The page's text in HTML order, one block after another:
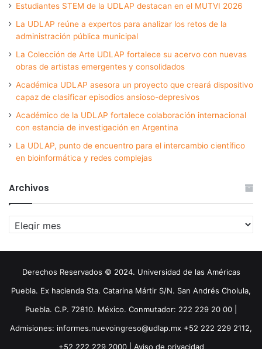
Estudiantes STEM de la UDLAP destacan en el MUTVI 2026
La UDLAP reúne a expertos para analizar los retos de la
administración pública municipal
La Colección de Arte UDLAP fortalece su acervo con nuevas
obras de artistas emergentes y consolidados
Académica UDLAP asesora un proyecto que creará dispositivo
capaz de clasificar episodios ansioso-depresivos
Académico de la UDLAP fortalece colaboración internacional
con estancia de investigación en Argentina
La UDLAP, punto de encuentro para el intercambio científico
en bioinformática y redes complejas
Archivos
Archivos
Derechos Reservados © 2024. Universidad de las Américas
Puebla. Ex hacienda Sta. Catarina Mártir S/N. San Andrés Cholula,
Puebla. C.P. 72810. México. Conmutador: 222 229 20 00 |
Admisiones: informes.nuevoingreso@udlap.mx +52 222 229 2112,
+52 222 229 2000 | Aviso de privacidad